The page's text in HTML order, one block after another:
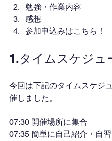
勉強・作業内容
感想
参加申込みはこちら！
1.タイムスケジュ
今回は下記のタイムスケジ
催しました。
07:30 開催場所に集合
07:35 簡単に自己紹介・自